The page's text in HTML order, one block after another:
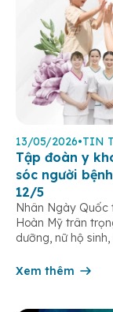
13/05/2026•TIN
Tập đoàn y
sóc người
12/5
Nhân Ngày Quốc
Hoàn Mỹ trân
dưỡng, nữ hộ
âm thầm đồng
Xem thêm